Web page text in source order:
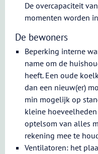
De overcapaciteit
momenten worden
De bewoners
Beperking interne
name om de
heeft. Een oude
dan een nieuw(er)
min mogelijk op
kleine
optelsom van alles
rekening mee te
Ventilatoren: het